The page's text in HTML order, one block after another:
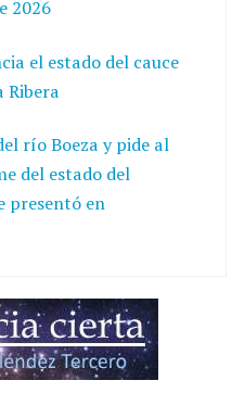
2026
el estado del cauce
Ribera
río Boeza y pide al
del estado del
presentó en